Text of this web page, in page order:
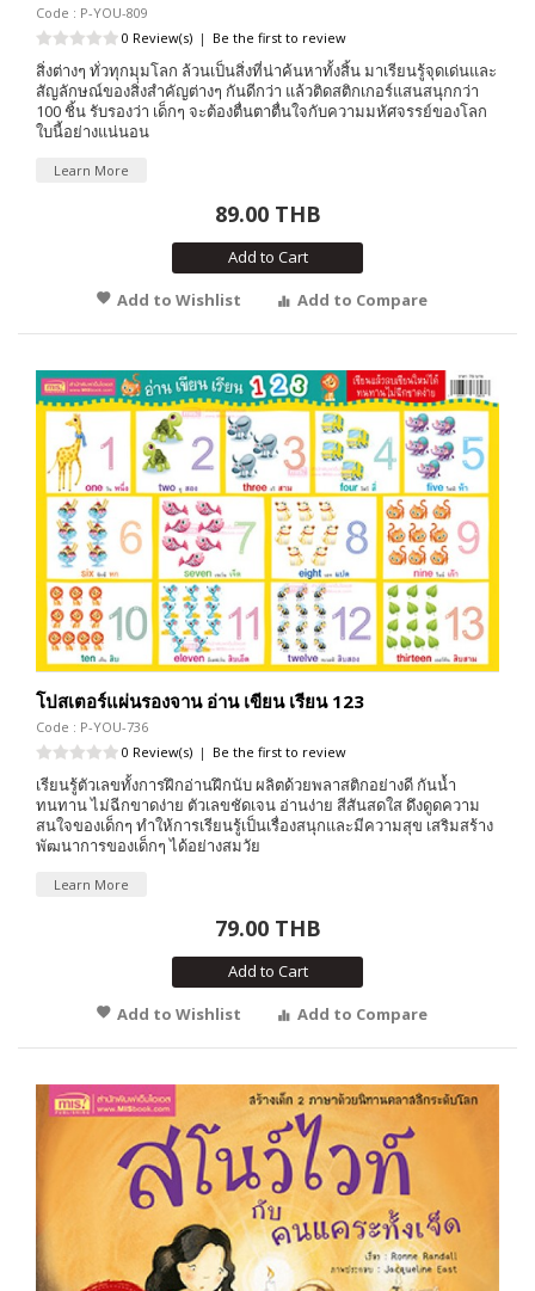
Code : P-YOU-809
0 Review(s) | Be the first to review
สิ่งต่างๆ ทั่วทุกมุมโลก ล้วนเป็นสิ่งที่น่าค้นหาทั้งสิ้น มาเรียนรู้จุดเด่นและ
สัญลักษณ์ของสิ่งสำคัญต่างๆ กันดีกว่า แล้วติดสติกเกอร์แสนสนุกกว่า
100 ชิ้น รับรองว่า เด็กๆ จะต้องตื่นตาตื่นใจกับความมหัศจรรย์ของโลก
ใบนี้อย่างแน่นอน
Learn More
89.00 THB
Add to Cart
Add to Wishlist
Add to Compare
โปสเตอร์แผ่นรองจาน อ่าน เขียน เรียน 123
Code : P-YOU-736
0 Review(s) | Be the first to review
เรียนรู้ตัวเลขทั้งการฝึกอ่านฝึกนับ ผลิตด้วยพลาสติกอย่างดี กันน้ำ
ทนทาน ไม่ฉีกขาดง่าย ตัวเลขชัดเจน อ่านง่าย สีสันสดใส ดึงดูดความ
สนใจของเด็กๆ ทำให้การเรียนรู้เป็นเรื่องสนุกและมีความสุข เสริมสร้าง
พัฒนาการของเด็กๆ ได้อย่างสมวัย
Learn More
79.00 THB
Add to Cart
Add to Wishlist
Add to Compare